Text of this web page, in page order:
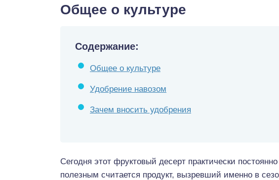
Общее о культуре
Содержание:
Общее о культуре
Удобрение навозом
Зачем вносить удобрения
Сегодня этот фруктовый десерт практически
полезным считается продукт, вызревший именно в